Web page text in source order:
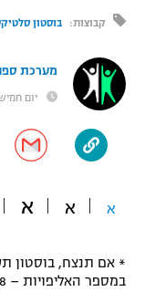
"מעל הליגה" –
"מחצית בשכונה"
משתתפים וזוכים
תקנון משתתפים
טניס
גיימינג E-Sports
UFC
היאבקות WWE
אופניים
ספורט מוטורי
כדורמים
בייסבול MLB
קבוצות: בוסטון
מערכת
יום חמישי, 17:28,
א א א
* אם תנצח, בוסטון
במספר האליפויות – 18.